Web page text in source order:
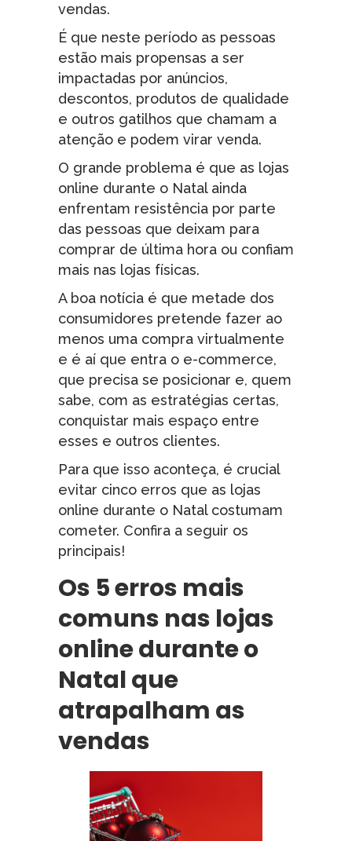
vendas.
É que neste período as pessoas
estão mais propensas a ser
impactadas por anúncios,
descontos, produtos de qualidade
e outros gatilhos que chamam a
atenção e podem virar venda.
O grande problema é que as lojas
online durante o Natal ainda
enfrentam resistência por parte
das pessoas que deixam para
comprar de última hora ou confiam
mais nas lojas físicas.
A boa notícia é que metade dos
consumidores pretende fazer ao
menos uma compra virtualmente
e é aí que entra o e-commerce,
que precisa se posicionar e, quem
sabe, com as estratégias certas,
conquistar mais espaço entre
esses e outros clientes.
Para que isso aconteça, é crucial
evitar cinco erros que as lojas
online durante o Natal costumam
cometer. Confira a seguir os
principais!
Os 5 erros mais
comuns nas lojas
online durante o
Natal que
atrapalham as
vendas